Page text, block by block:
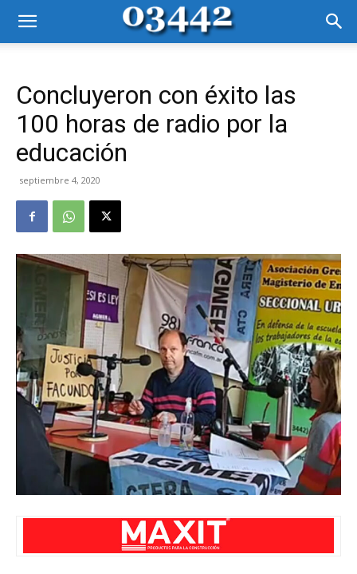
Concluyeron con éxito las
100 horas de radio por la
educación
septiembre 4, 2020